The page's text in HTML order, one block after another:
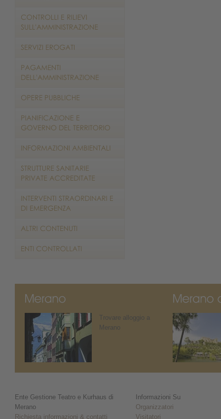
Trovare alloggio a
Merano
Ente Gestione Teatro e Kurhaus di
Merano
Richiesta informazioni & contatti
Informazioni Su
Organizzatori
Visitatori